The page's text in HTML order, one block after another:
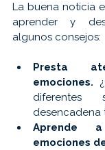
La buena noticia
aprender y
algunos consejos:
Presta
emociones.
diferentes
desencadena
Aprende
emociones